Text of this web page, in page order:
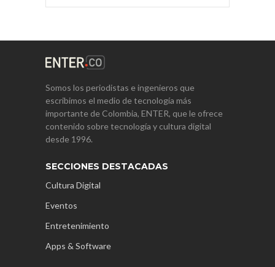
Somos los periodistas e ingenieros que
escribimos el medio de tecnología más
importante de Colombia, ENTER, que le ofrece
contenido sobre tecnología y cultura digital
desde 1996.
SECCIONES DESTACADAS
Cultura Digital
Eventos
Entretenimiento
Apps & Software